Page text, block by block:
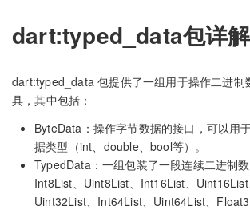
dart:typed_data包详解
dart:typed_data 包提供了一组用于操作二进制
具，其中包括：
ByteData：操作字节数据的接口，可以用
据类型（int、double、bool等）。
TypedData：一组包装了一段连续二进制
Int8List、Uint8List、Int16List、Uint16List
Uint32List、Int64List、Uint64List、